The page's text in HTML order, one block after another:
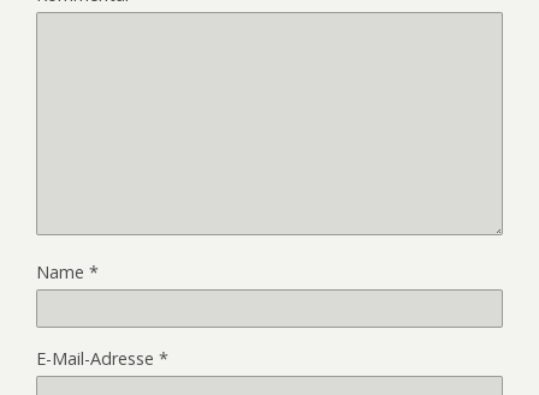
Name *
E-Mail-Adresse *